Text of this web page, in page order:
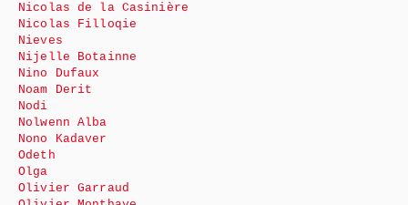
Nicolas de la Casinière
Nicolas Filloqie
Nieves
Nijelle Botainne
Nino Dufaux
Noam Derit
Nodi
Nolwenn Alba
Nono Kadaver
Odeth
Olga
Olivier Garraud